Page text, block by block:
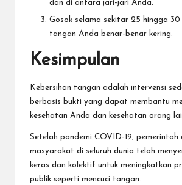
dan di antara jari-jari Anda.
Gosok selama sekitar 25 hingga
tangan Anda benar-benar kering.
Kesimpulan
Kebersihan tangan adalah intervensi
berbasis bukti yang dapat membantu
kesehatan Anda dan kesehatan orang
Setelah pandemi COVID-19, pemerintah
masyarakat di seluruh dunia telah
keras dan kolektif untuk meningkatkan
publik seperti mencuci tangan.